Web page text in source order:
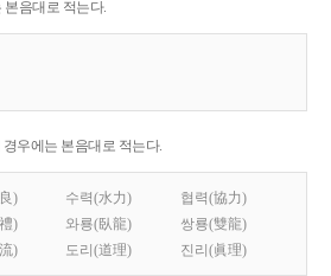
본음대로 적는다.
우에는 본음대로 적는다.
) 수력(水力)
협력(協力)
) 와룡(臥龍)
쌍룡(雙龍)
) 도리(道理) 진리(眞理)